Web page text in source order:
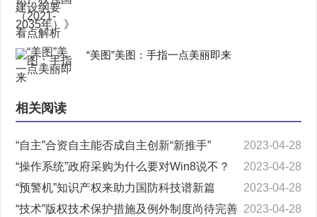
“美图”美图：手指一点美丽即来
相关阅读
“自主”合资自主能否成自主创新“新推手”
2023-04-28
“操作系统”政府采购为什么要对Win8说不？
2023-04-28
“预警机”知识产权来助力国防科技谱新篇
2023-04-28
“技术”版权技术保护措施及例外制度尚待完善 2023-04-28